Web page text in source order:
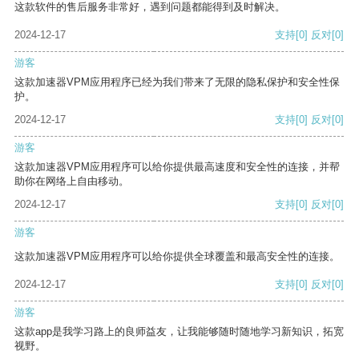
这款软件的售后服务非常好，遇到问题都能得到及时解决。
2024-12-17 支持[0] 反对[0]
游客
这款加速器VPM应用程序已经为我们带来了无限的隐私保护和安全性保
护。
2024-12-17
支持[0] 反对[0]
游客
这款加速器VPM应用程序可以给你提供最高速度和安全性的连接，并帮
助你在网络上自由移动。
2024-12-17
支持[0] 反对[0]
游客
这款加速器VPM应用程序可以给你提供全球覆盖和最高安全性的连接。
2024-12-17 支持[0] 反对[0]
游客
这款app是我学习路上的良师益友，让我能够随时随地学习新知识，拓宽
视野。